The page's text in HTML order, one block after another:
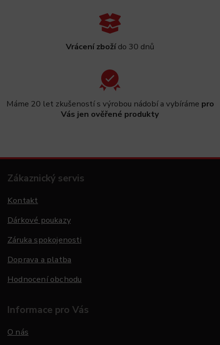
Vrácení zbožído 30 dnů
Máme 20 let zkušeností s výrobou nádobí a vybíráme pro
Vás jen ověřené produkty
Zákaznický servis
Kontakt
Dárkové poukazy
Záruka spokojenosti
Doprava a platba
Hodnocení obchodu
Informace pro Vás
O nás